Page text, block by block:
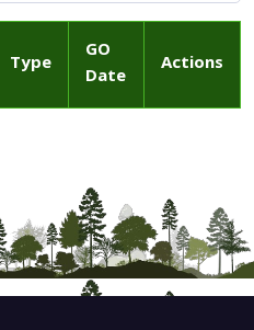
Type
GO
Date
Actions